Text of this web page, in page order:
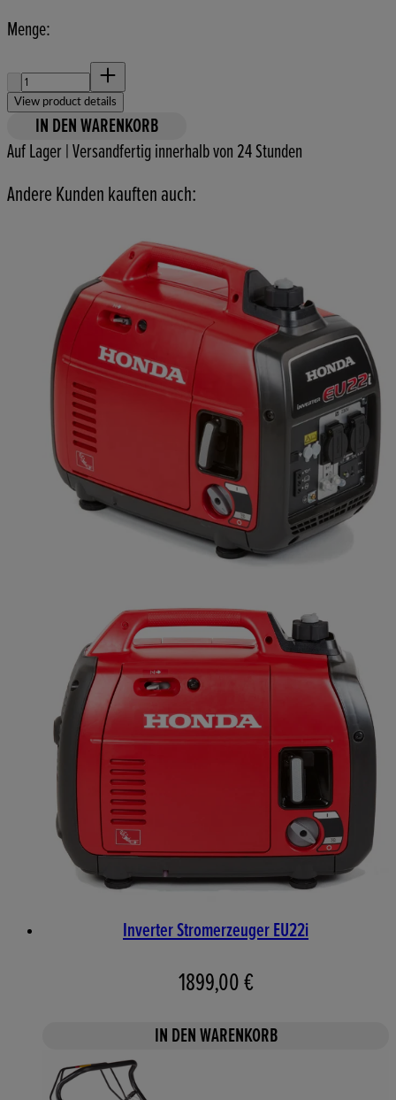
Menge:
Menge:
View product details
IN DEN WARENKORB
Auf Lager | Versandfertig innerhalb von 24 Stunden
Andere Kunden kauften auch:
Inverter Stromerzeuger EU22i
1899,00 €
IN DEN WARENKORB